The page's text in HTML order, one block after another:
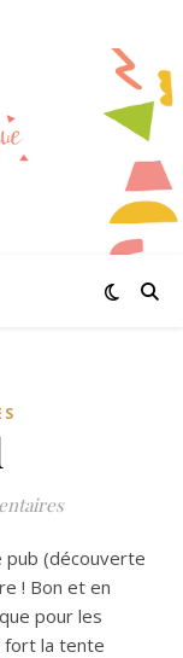
pub (découverte
! Bon et en
pour les
fort la tente